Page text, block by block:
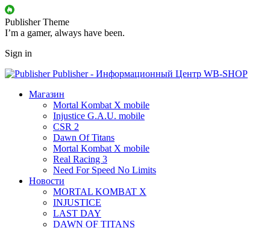
Publisher Theme
I’m a gamer, always have been.
Sign in
Publisher - Информационный Центр WB-SHOP
Магазин
Mortal Kombat X mobile
Injustice G.A.U. mobile
CSR 2
Dawn Of Titans
Mortal Kombat X mobile
Real Racing 3
Need For Speed No Limits
Новости
MORTAL KOMBAT X
INJUSTICE
LAST DAY
DAWN OF TITANS